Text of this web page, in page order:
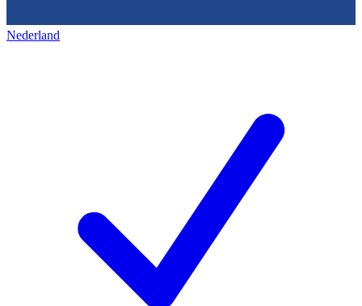
Nederland